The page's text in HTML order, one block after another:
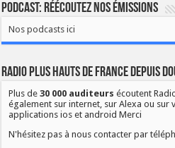
Podcast: Réécoutez nos émissions
Nos podcasts ici
Radio Plus Hauts de France depuis
Plus de30 000 auditeurs écoutent
également sur internet, sur Alexa ou sur
applications ios et android Merci
N'hésitez pas à nous contacter par